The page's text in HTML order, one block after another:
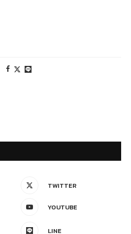
TWITTER
YOUTUBE
LINE